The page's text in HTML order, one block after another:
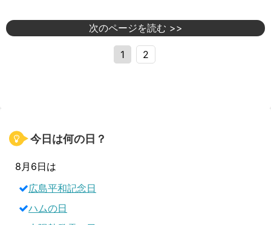
次のページを読む >>
1 2
今日は何の日？
8月6日は
広島平和記念日
ハムの日